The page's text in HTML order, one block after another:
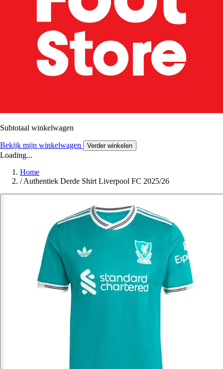
Subtotaal winkelwagen
Bekijk mijn winkelwagen Verder winkelen
Loading...
Home
/ Authentiek Derde Shirt Liverpool FC 2025/26